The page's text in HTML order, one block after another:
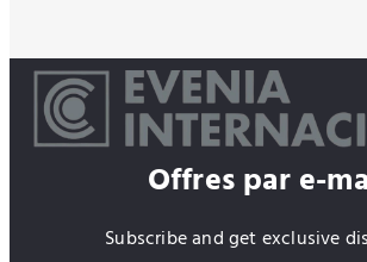
Offres par e-
Subscribe and get exclusive